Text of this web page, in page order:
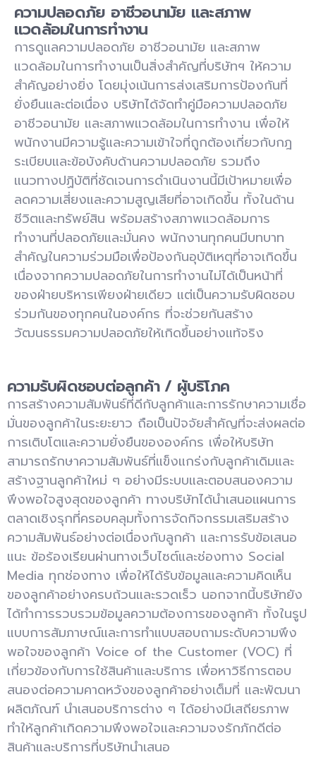
ความปลอดภัย อาชีวอนามัย และสภาพ
แวดล้อมในการทำงาน
การดูแลความปลอดภัย อาชีวอนามัย และสภาพ
แวดล้อมในการทำงานเป็นสิ่งสำคัญที่บริษัทฯ ให้ความ
สำคัญอย่างยิ่ง โดยมุ่งเน้นการส่งเสริมการป้องกันที่
ยั่งยืนและต่อเนื่อง บริษัทได้จัดทำคู่มือความปลอดภัย
อาชีวอนามัย และสภาพแวดล้อมในการทำงาน เพื่อให้
พนักงานมีความรู้และความเข้าใจที่ถูกต้องเกี่ยวกับกฎ
ระเบียบและข้อบังคับด้านความปลอดภัย รวมถึง
แนวทางปฏิบัติที่ชัดเจนการดำเนินงานนี้มีเป้าหมายเพื่อ
ลดความเสี่ยงและความสูญเสียที่อาจเกิดขึ้น ทั้งในด้าน
ชีวิตและทรัพย์สิน พร้อมสร้างสภาพแวดล้อมการ
ทำงานที่ปลอดภัยและมั่นคง พนักงานทุกคนมีบทบาท
สำคัญในความร่วมมือเพื่อป้องกันอุบัติเหตุที่อาจเกิดขึ้น
เนื่องจากความปลอดภัยในการทำงานไม่ได้เป็นหน้าที่
ของฝ่ายบริหารเพียงฝ่ายเดียว แต่เป็นความรับผิดชอบ
ร่วมกันของทุกคนในองค์กร ที่จะช่วยกันสร้าง
วัฒนธรรมความปลอดภัยให้เกิดขึ้นอย่างแท้จริง
ความรับผิดชอบต่อลูกค้า / ผู้บริโภค
การสร้างความสัมพันธ์ที่ดีกับลูกค้าและการรักษาความเชื่อ
มั่นของลูกค้าในระยะยาว ถือเป็นปัจจัยสำคัญที่จะส่งผลต่อ
การเติบโตและความยั่งยืนขององค์กร เพื่อให้บริษัท
สามารถรักษาความสัมพันธ์ที่แข็งแกร่งกับลูกค้าเดิมและ
สร้างฐานลูกค้าใหม่ ๆ อย่างมีระบบและตอบสนองความ
พึงพอใจสูงสุดของลูกค้า ทางบริษัทได้นำเสนอแผนการ
ตลาดเชิงรุกที่ครอบคลุมทั้งการจัดกิจกรรมเสริมสร้าง
ความสัมพันธ์อย่างต่อเนื่องกับลูกค้า และการรับข้อเสนอ
แนะ ข้อร้องเรียนผ่านทางเว็บไซต์และช่องทาง Social
Media ทุกช่องทาง เพื่อให้ได้รับข้อมูลและความคิดเห็น
ของลูกค้าอย่างครบถ้วนและรวดเร็ว นอกจากนี้บริษัทยัง
ได้ทำการรวบรวมข้อมูลความต้องการของลูกค้า ทั้งในรูป
แบบการสัมภาษณ์และการทำแบบสอบถามระดับความพึง
พอใจของลูกค้า Voice of the Customer (VOC) ที่
เกี่ยวข้องกับการใช้สินค้าและบริการ เพื่อหาวิธีการตอบ
สนองต่อความคาดหวังของลูกค้าอย่างเต็มที่ และพัฒนา
ผลิตภัณฑ์ นำเสนอบริการต่าง ๆ ได้อย่างมีเสถียรภาพ
ทำให้ลูกค้าเกิดความพึงพอใจและความจงรักภักดีต่อ
สินค้าและบริการที่บริษัทนำเสนอ